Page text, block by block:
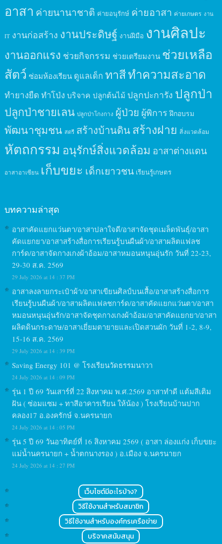
อาสา ค่ายนานาชาติ ค่ายอนุรักษ์ ค่ายอาสา ค่ายเกษตร งาน
IT งานก่อสร้าง งานประดิษฐ์ งานฝีมือ งานศิลปะ
งานออกแรง ช่วยกิจกรรม ช่วยเตรียมงาน ช่วยเหลือ
สัตว์ ซ่อมห้องเรียน ดูแลเด็ก ทาสีทำความสะอาด
ทำยางยืด ทำโป่ง บริจาค ปลูกต้นไม้ ปลูกปะการัง ปลูกป่า
ปลูกป่าชายเลน ปลูกป่าโกงกาง ผู้ป่วย ผู้พิการ ฝึกอบรม
พัฒนาชุมชน สตรี สร้างบ้านดินสร้างฝาย สิ่งแวดล้อม
หัตถกรรม อนุรักษ์สิ่งแวดล้อม อาสาต่างแดน
อาสาอาเซียน เก็บขยะ เด็กเยาวชน เรียนรู้เกษตร
บทความล่าสุด
อาสาคัดแยกแว่นตา/อาสาปลาใจดี/อาสาจัดชุดเมล็ดพันธุ์/อาสา
คัดแยกยา/อาสาสร้างสื่อการเรียนรู้บนผืนผ้า/อาสาผลิตแฟลช
การ์ด/อาสาจัดกางเกงผ้าอ้อม/อาสาหมอนหนุนอุ่นรัก วันที่ 22-23,
29-30 ส.ค. 2569
29 July 2026 at 14 : 37 PM
อาสาลงลายกระเป๋าผ้า/อาสาเขียนศิลป์บนเสื้อ/อาสาสร้างสื่อการ
เรียนรู้บนผืนผ้า/อาสาผลิตแฟลชการ์ด/อาสาคัดแยกแว่นตา/อาสา
หมอนหนุนอุ่นรัก/อาสาจัดชุดกางเกงผ้าอ้อม/อาสาคัดแยกยา/อาสา
ผลิตดินกระดาษ/อาสาเยี่ยมตายายและเปิดสวนผัก วันที่ 1-2, 8-9,
15-16 ส.ค. 2569
29 July 2026 at 14 : 39 PM
Saving Energy 101 @ โรงเรียนวัดธรรมนาวา
24 July 2026 at 14 : 09 PM
รุ่น 1 ปี 69 วันเสาร์ที่ 22 สิงหาคม พ.ศ.2569 อาสาทำดี แต้มสีเติม
ฝัน ( ซ่อมแซม + ทาสีอาคารเรียน ให้น้อง ) โรงเรียนบ้านปาก
คลอง17 อ.องครักษ์ จ.นครนายก
24 July 2026 at 14 : 05 PM
รุ่น 5 ปี 69 วันอาทิตย์ที่ 16 สิงหาคม 2569 ( อาสา ล่องแก่ง เก็บขยะ
แม่น้ำนครนายก + น้ำตกนางรอง ) อ.เมือง จ.นครนายก
24 July 2026 at 14 : 27 PM
เว็บไซต์มีอะไรบ้าง?
วิธีใช้งานสำหรับสมาชิก
วิธีใช้งานสำหรับองค์กรเครือข่าย
บริจาคสนับสนุน